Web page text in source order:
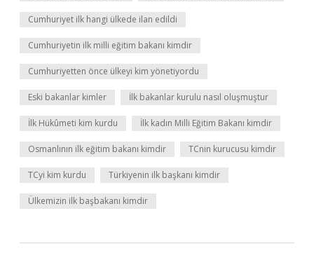
Cumhuriyet ilk hangi ülkede ilan edildi
Cumhuriyetin ilk milli eğitim bakanı kimdir
Cumhuriyetten önce ülkeyi kim yönetiyordu
Eski bakanlar kimler İlk bakanlar kurulu nasıl oluşmuştur
İlk Hükûmeti kim kurdu İlk kadın Milli Eğitim Bakanı kimdir
Osmanlının ilk eğitim bakanı kimdir TCnin kurucusu kimdir
TCyi kim kurdu Türkiyenin ilk başkanı kimdir
Ülkemizin ilk başbakanı kimdir